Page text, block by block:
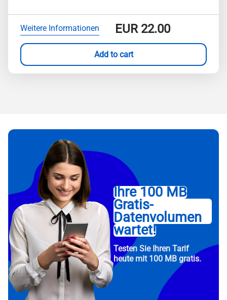
Weitere Informationen EUR22.00
Add to cart
Ihre 100 MB
Gratis-
Datenvolumen
wartet!
Testen Sie Ihren Tarif
heute mit 100 MB gratis.